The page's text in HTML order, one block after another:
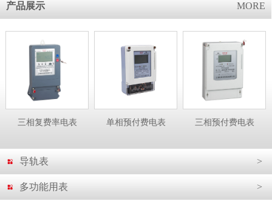
产品展示 MORE
三相复费率电表 单相预付费电表 三相预付费电表
导轨表 >
多功能用表 >